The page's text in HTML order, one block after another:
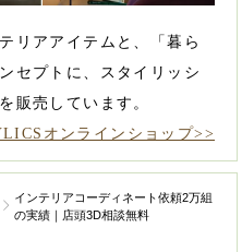
リアアイテムと、「暮ら
セプトに、スタイリッシ
販売しています。
オンラインショップ>>
インテリアコーディネート依頼2万組
の実績｜店頭3D相談無料